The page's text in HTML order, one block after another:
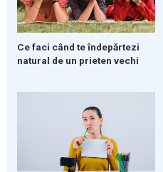
Ce faci când te îndepărtezi
natural de un prieten vechi